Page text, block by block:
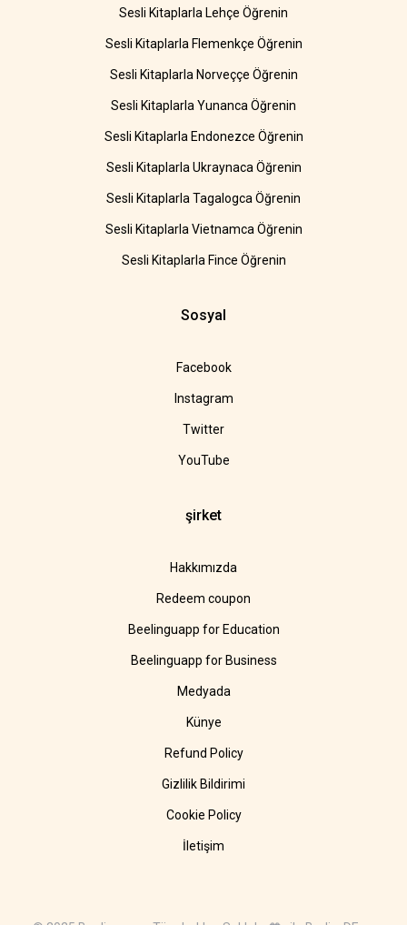
Sesli Kitaplarla Lehçe Öğrenin
Sesli Kitaplarla Flemenkçe Öğrenin
Sesli Kitaplarla Norveççe Öğrenin
Sesli Kitaplarla Yunanca Öğrenin
Sesli Kitaplarla Endonezce Öğrenin
Sesli Kitaplarla Ukraynaca Öğrenin
Sesli Kitaplarla Tagalogca Öğrenin
Sesli Kitaplarla Vietnamca Öğrenin
Sesli Kitaplarla Fince Öğrenin
Sosyal
Facebook
Instagram
Twitter
YouTube
şirket
Hakkımızda
Redeem coupon
Beelinguapp for Education
Beelinguapp for Business
Medyada
Künye
Refund Policy
Gizlilik Bildirimi
Cookie Policy
İletişim